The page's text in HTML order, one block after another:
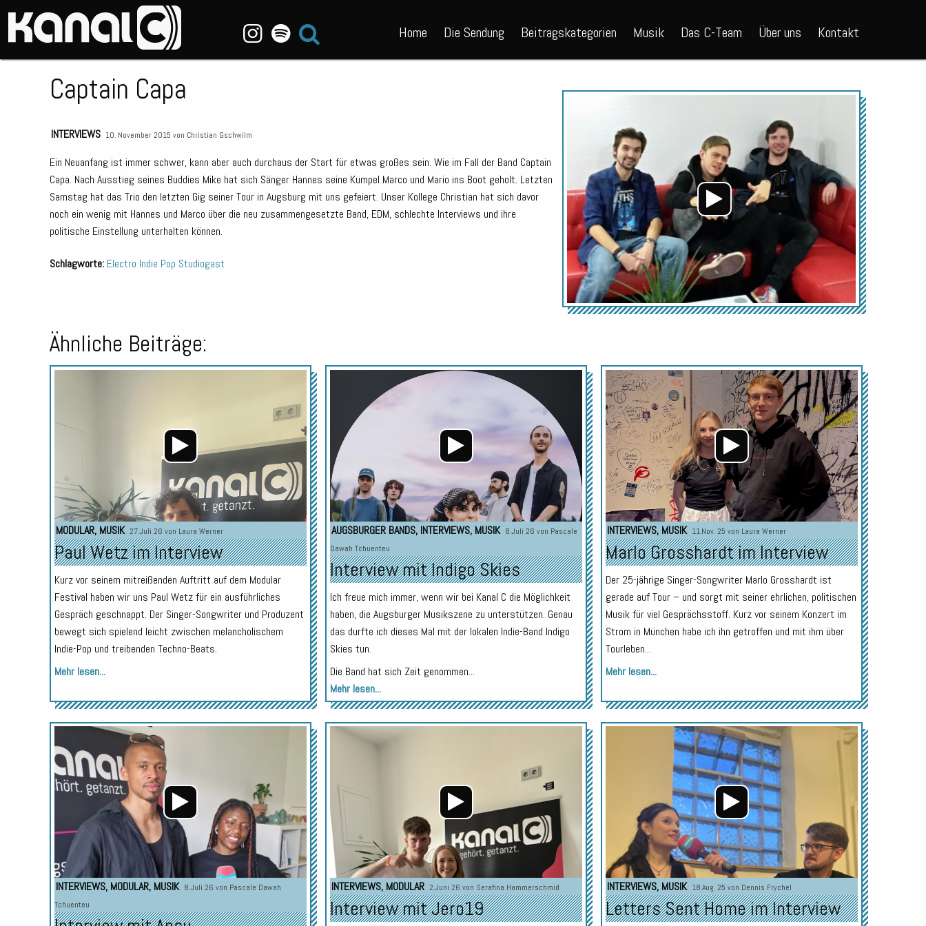
Home Die Sendung Beitragskategorien Musik Das C-Team Über uns Kontakt
Audio-
Player
Captain Capa
INTERVIEWS 10. November 2015 von Christian Gschwilm
Ein Neuanfang ist immer schwer, kann aber auch durchaus der Start für etwas großes sein. Wie im Fall der Band Captain
Capa. Nach Ausstieg seines Buddies Mike hat sich Sänger Hannes seine Kumpel Marco und Mario ins Boot geholt. Letzten
Samstag hat das Trio den letzten Gig seiner Tour in Augsburg mit uns gefeiert. Unser Kollege Christian hat sich davor
noch ein wenig mit Hannes und Marco über die neu zusammengesetzte Band, EDM, schlechte Interviews und ihre
politische Einstellung unterhalten können.
Schlagworte: Electro Indie Pop Studiogast
Ähnliche Beiträge:
Audio-
Player
MODULAR, MUSIK 27.Juli 26 von Laura Werner
Paul Wetz im Interview
Kurz vor seinem mitreißenden Auftritt auf dem Modular
Festival haben wir uns Paul Wetz für ein ausführliches
Gespräch geschnappt. Der Singer-Songwriter und Produzent
bewegt sich spielend leicht zwischen melancholischem
Indie-Pop und treibenden Techno-Beats.
Mehr lesen...
Audio-
Player
AUGSBURGER BANDS, INTERVIEWS, MUSIK 8.Juli 26 von Pascale
Dawah Tchuenteu
Interview mit Indigo Skies
Ich freue mich immer, wenn wir bei Kanal C die Möglichkeit
haben, die Augsburger Musikszene zu unterstützen. Genau
das durfte ich dieses Mal mit der lokalen Indie-Band Indigo
Skies tun.
Die Band hat sich Zeit genommen...
Mehr lesen...
Audio-
Player
INTERVIEWS, MUSIK 11.Nov. 25 von Laura Werner
Marlo Grosshardt im Interview
Der 25-jährige Singer-Songwriter Marlo Grosshardt ist
gerade auf Tour – und sorgt mit seiner ehrlichen, politischen
Musik für viel Gesprächsstoff. Kurz vor seinem Konzert im
Strom in München habe ich ihn getroffen und mit ihm über
Tourleben...
Mehr lesen...
Audio-
Player
INTERVIEWS, MODULAR, MUSIK 8.Juli 26 von Pascale Dawah
Tchuenteu
Audio-
Player
INTERVIEWS, MODULAR 2.Juni 26 von Serafina Hammerschmid
Interview mit Jero19
Audio-
Player
INTERVIEWS, MUSIK 18.Aug. 25 von Dennis Frychel
Letters Sent Home im Interview